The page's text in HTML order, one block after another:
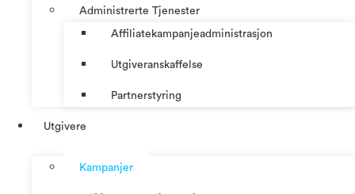
Administrerte Tjenester
Affiliatekampanjeadministrasjon
Utgiveranskaffelse
Partnerstyring
Utgivere
Kampanjer